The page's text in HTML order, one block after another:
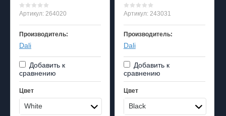
Артикул: 264020
Производитель:
Dali
Добавить к
сравнению
Цвет
White
Артикул:243031
Производитель:
Dali
Добавить к
сравнению
Цвет
Black